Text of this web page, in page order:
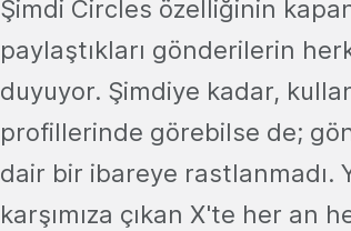
Şimdi Circles özelliğinin
paylaştıkları gönderilerin
duyuyor. Şimdiye kadar,
profillerinde görebilse de;
dair bir ibareye rastlanmadı.
karşımıza çıkan X'te her an